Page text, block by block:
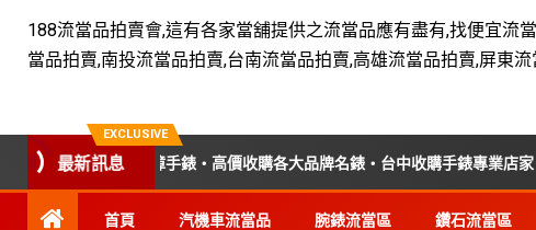
188流當品拍賣會,這有各家當舖提供之流當品應有盡有,找便宜流
當品拍賣,南投流當品拍賣,台南流當品拍賣,高雄流當品拍賣,屏東
EXCLUSIVE
最新訊息
障手錶・高價收購各大品牌名錶・台中收購手錶專業店家・平價手錶維修
首頁 汽機車流當品 腕錶流當區 鑽石流當區